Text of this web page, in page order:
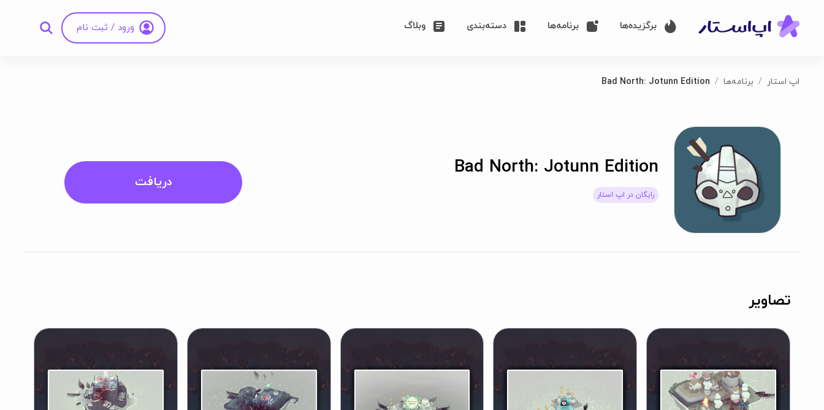
برگزیده‌ها برنامه‌ها دسته‌بندی وبلاگ ورود / ثبت نام
اپ استار برنامه‌ها Bad North: Jotunn Edition
Bad North: Jotunn Edition
رایگان در اپ استار
دریافت
تصاویر